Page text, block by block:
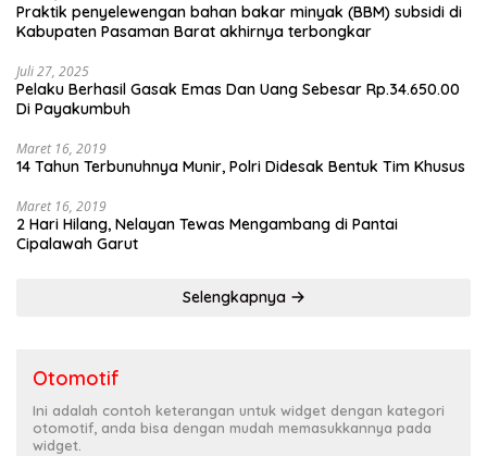
Praktik penyelewengan bahan bakar minyak (BBM) subsidi di
Kabupaten Pasaman Barat akhirnya terbongkar
Juli 27, 2025
Pelaku Berhasil Gasak Emas Dan Uang Sebesar Rp.34.650.00
Di Payakumbuh
Maret 16, 2019
14 Tahun Terbunuhnya Munir, Polri Didesak Bentuk Tim Khusus
Maret 16, 2019
2 Hari Hilang, Nelayan Tewas Mengambang di Pantai
Cipalawah Garut
Selengkapnya
Otomotif
Ini adalah contoh keterangan untuk widget dengan kategori
otomotif, anda bisa dengan mudah memasukkannya pada
widget.